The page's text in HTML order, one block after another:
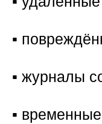
▪️
▪️ журналы
▪️